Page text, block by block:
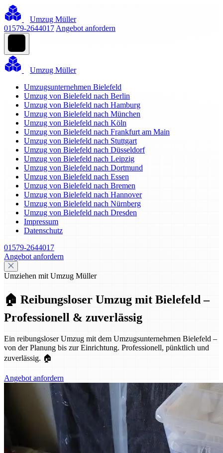
Umzug Müller
01579-2644017 Angebot anfordern
Umzug Müller
Umzugsunternehmen Bielefeld
Umzug von Bielefeld nach Berlin
Umzug von Bielefeld nach Hamburg
Umzug von Bielefeld nach München
Umzug von Bielefeld nach Köln
Umzug von Bielefeld nach Frankfurt am Main
Umzug von Bielefeld nach Stuttgart
Umzug von Bielefeld nach Düsseldorf
Umzug von Bielefeld nach Leipzig
Umzug von Bielefeld nach Dortmund
Umzug von Bielefeld nach Essen
Umzug von Bielefeld nach Bremen
Umzug von Bielefeld nach Hannover
Umzug von Bielefeld nach Nürnberg
Umzug von Bielefeld nach Dresden
Impressum
Datenschutz
01579-2644017
Angebot anfordern
Umziehen mit Umzug Müller
🏠 Reibungsloser Umzug mit Bielefeld –
Professionell & zuverlässig
Ein reibungsloser Umzug mit dem Umzugsunternehmen Bielefeld –
von der Planung bis zur Einrichtung. Professionell, pünktlich und
zuverlässig. 🏠
Angebot anfordern